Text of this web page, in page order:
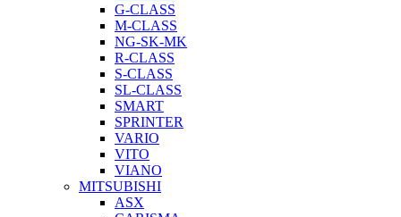
G-CLASS
M-CLASS
NG-SK-MK
R-CLASS
S-CLASS
SL-CLASS
SMART
SPRINTER
VARIO
VITO
VIANO
MITSUBISHI
ASX